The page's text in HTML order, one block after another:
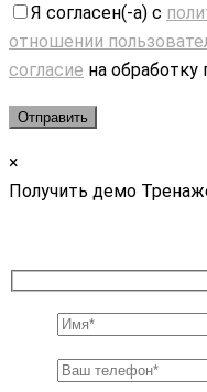
Я согласен(-а) с
отношении
согласие на
×
Получить демо